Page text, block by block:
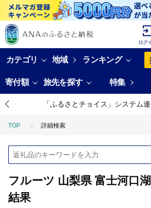
ログ
カテゴリ 地域 ランキング
寄付額 旅先を探す 特集
「ふるさとチョイス」システム
TOP 詳細検索
フルーツ 山梨県 富士河口
結果